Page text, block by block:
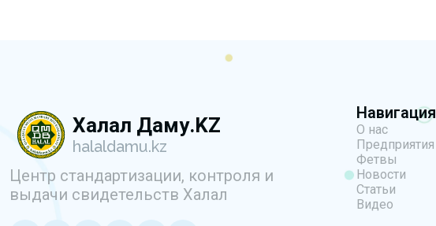
Халал Даму.KZ
halaldamu.kz
Центр стандартизации, контроля и
выдачи свидетельств Халал
Навигация
О нас
Предприятия
Фетвы
Новости
Статьи
Видео